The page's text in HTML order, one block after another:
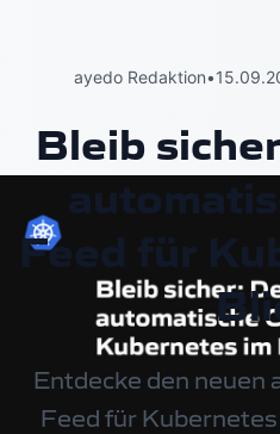
ayedo Redaktion•
Bleib
Feed für
Entdecke den neuen
Feed für